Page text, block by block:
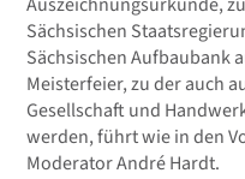
Auszeichnungsurkunde,
Sächsischen
Sächsischen Aufbaubank
Meisterfeier, zu der auch
Gesellschaft und
werden, führt wie in den
Moderator André Hardt.